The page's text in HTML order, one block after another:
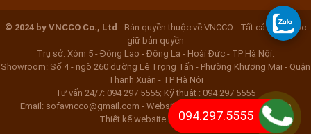
© 2024 by VNCCO Co., Ltd - Bản quyền thuộc về VNCCO - Tất cả đều được
giữ bản quyền
Trụ sở: Xóm 5 - Đông Lao - Đông La - Hoài Đức - TP Hà Nội.
Showroom: Số 4 - ngõ 260 đường Lê Trọng Tấn - Phường Khương Mai - Quận
Thanh Xuân - TP Hà Nội
Tư vấn 24/7: 094 297 5555; Kỹ thuật : 094 297 5555
Email: sofavncco@gmail.com - Website: www.bocghebocdem.com
Thiết kế website Nắng Xanh094.297.5555